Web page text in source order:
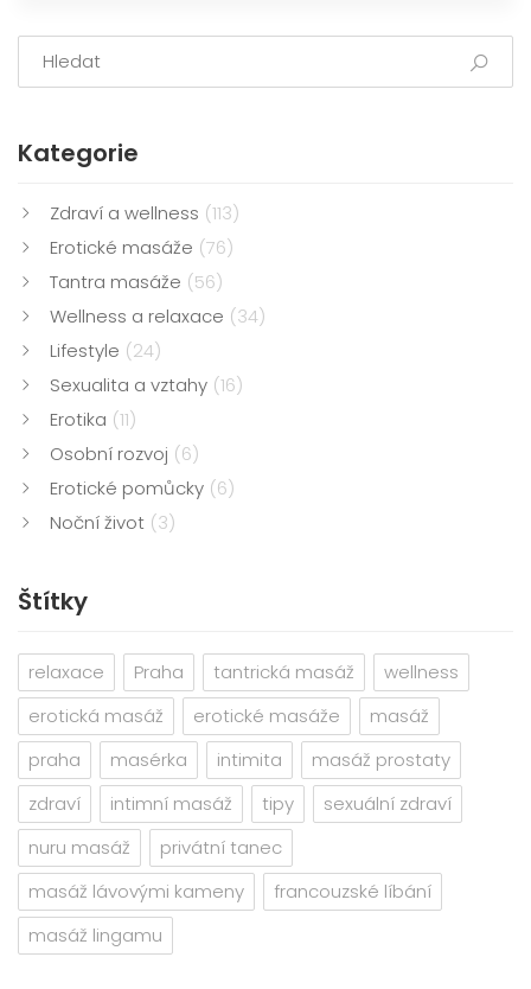
Kategorie
Zdraví a wellness (113)
Erotické masáže (76)
Tantra masáže (56)
Wellness a relaxace (34)
Lifestyle (24)
Sexualita a vztahy (16)
Erotika (11)
Osobní rozvoj (6)
Erotické pomůcky (6)
Noční život (3)
Štítky
relaxace Praha tantrická masáž
wellness
erotická masáž
erotické masáže
masáž
praha
masérka intimita
masáž prostaty
zdraví
intimní masáž tipy
sexuální zdraví
nuru masáž
privátní tanec
masáž lávovými kameny
francouzské líbání
masáž lingamu